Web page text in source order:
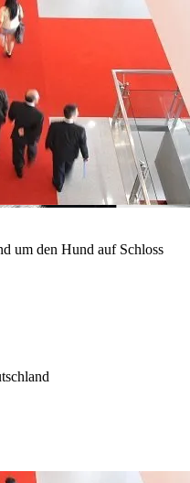
um den Hund auf Schloss